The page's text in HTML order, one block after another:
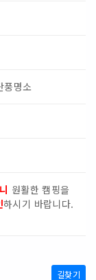
풍명소
원활한 캠핑을
하시기 바랍니다.
길찾기